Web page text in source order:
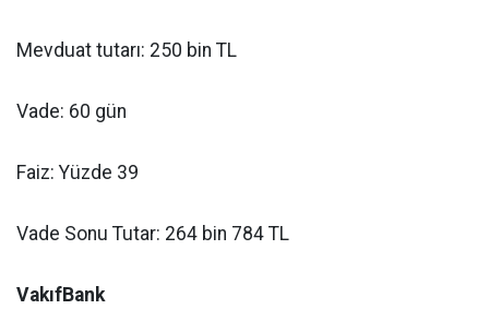
Mevduat tutarı: 250 bin TL
Vade: 60 gün
Faiz: Yüzde 39
Vade Sonu Tutar: 264 bin 784 TL
VakıfBank